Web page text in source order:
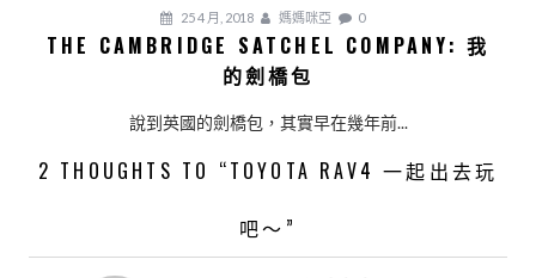
25 4 月, 2018 媽媽咪亞 0
THE CAMBRIDGE SATCHEL COMPANY: 我
的劍橋包
說到英國的劍橋包，其實早在幾年前...
2 THOUGHTS TO “TOYOTA RAV4 一起出去玩
吧～”